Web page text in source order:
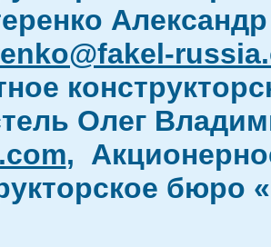
Олег
,
бюро